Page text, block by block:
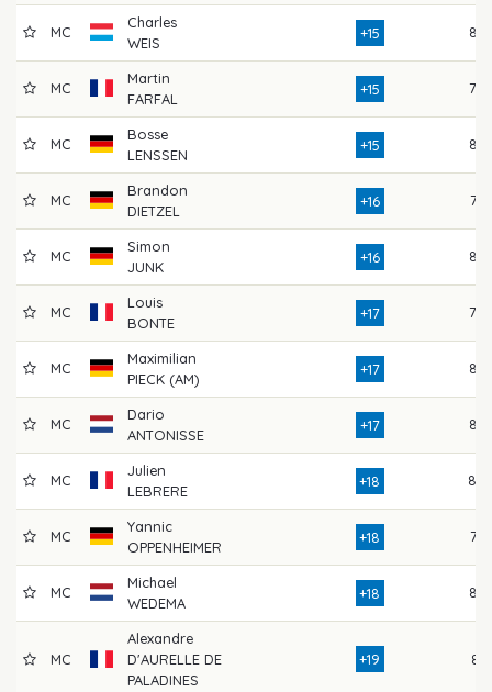
MC
Charles
WEIS
+15 82
MC
Martin
FARFAL
+15 79
MC
Bosse
LENSSEN
+15 84
MC
Brandon
DIETZEL
+16 76
MC
Simon
JUNK
+16 84
MC
Louis
BONTE
+17 79
MC
Maximilian
PIECK (AM)
+17 85
MC
Dario
ANTONISSE
+17 85
MC
Julien
LEBRERE
+18 80
MC
Yannic
OPPENHEIMER
+18 76
MC
Michael
WEDEMA
+18 84
MC
Alexandre
D'AURELLE DE
PALADINES
+19 81